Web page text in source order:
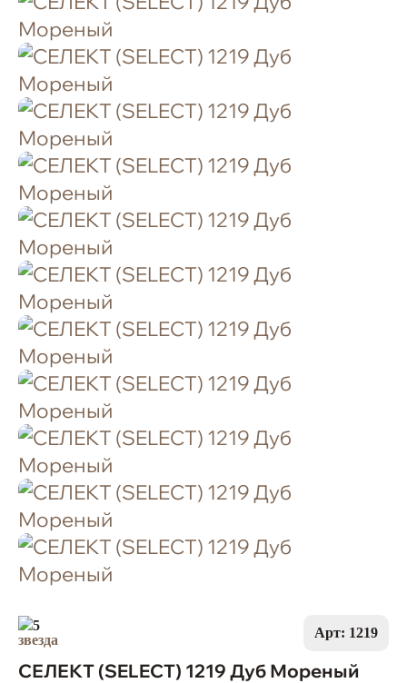
5 Арт: 1219
СЕЛЕКТ (SELECT) 1219 Дуб Мореный